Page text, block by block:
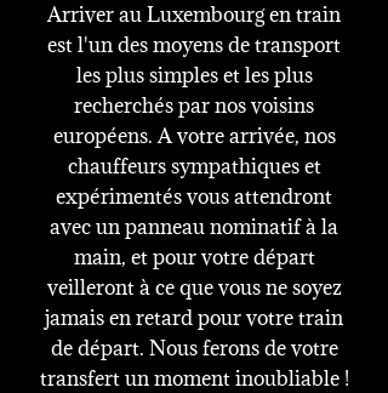
Arriver au Luxembourg en train
est l'un des moyens de transport
les plus simples et les plus
recherchés par nos voisins
européens. A votre arrivée, nos
chauffeurs sympathiques et
expérimentés vous attendront
avec un panneau nominatif à la
main, et pour votre départ
veilleront à ce que vous ne soyez
jamais en retard pour votre train
de départ. Nous ferons de votre
transfert un moment inoubliable !